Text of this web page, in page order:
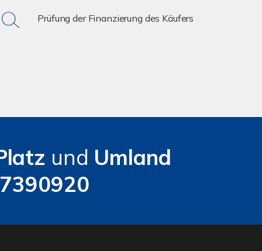
Prüfung der Finanzierung des Käufers
und Umland